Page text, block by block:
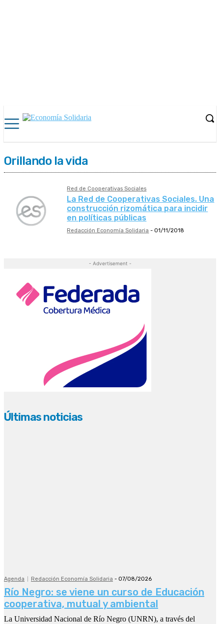
Orillando la vida
Red de Cooperativas Sociales
La Red de Cooperativas Sociales. Una
construcción rizomática para incidir
en políticas públicas
Redacción Economía Solidaria - 01/11/2018
- Advertisement -
Últimas noticias
Agenda Redacción Economía Solidaria - 07/08/2026
Río Negro: se viene un curso de Educación
cooperativa, mutual y ambiental
La Universidad Nacional de Río Negro (UNRN), a través del